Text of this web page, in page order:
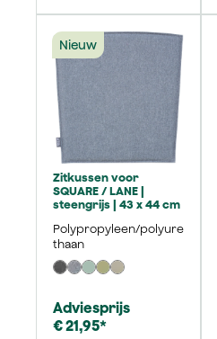
Nieuw
Zitkussen voor
SQUARE / LANE |
steengrijs | 43 x 44 cm
Polypropyleen/polyure
thaan
Adviesprijs
€ 21,95*